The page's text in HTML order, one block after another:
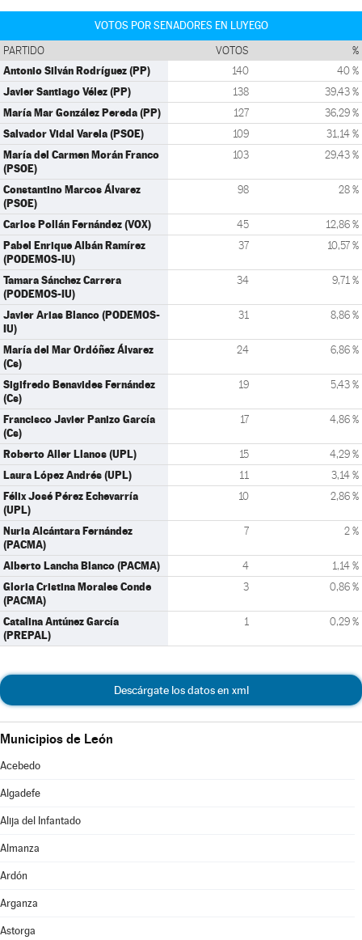
VOTOS POR SENADORES EN LUYEGO
PARTIDO VOTOS %
Antonio Silván Rodríguez (PP) 140 40 %
Javier Santiago Vélez (PP) 138 39,43 %
María Mar González Pereda (PP) 127 36,29 %
Salvador Vidal Varela (PSOE) 109 31,14 %
María del Carmen Morán Franco
(PSOE)
103 29,43 %
Constantino Marcos Álvarez
(PSOE)
98 28 %
Carlos Pollán Fernández (VOX) 45 12,86 %
Pabel Enrique Albán Ramírez
(PODEMOS-IU)
37 10,57 %
Tamara Sánchez Carrera
(PODEMOS-IU)
34 9,71 %
Javier Arias Blanco (PODEMOS-
IU)
31 8,86 %
María del Mar Ordóñez Álvarez
(Cs)
24 6,86 %
Sigifredo Benavides Fernández
(Cs)
19 5,43 %
Francisco Javier Panizo García
(Cs)
17 4,86 %
Roberto Aller Llanos (UPL) 15 4,29 %
Laura López Andrés (UPL) 11 3,14 %
Félix José Pérez Echevarría
(UPL)
10 2,86 %
Nuria Alcántara Fernández
(PACMA)
7 2 %
Alberto Lancha Blanco (PACMA) 4 1,14 %
Gloria Cristina Morales Conde
(PACMA)
3 0,86 %
Catalina Antúnez García
(PREPAL)
1 0,29 %
Descárgate los datos en xml
Municipios de León
Acebedo
Algadefe
Alija del Infantado
Almanza
Ardón
Arganza
Astorga